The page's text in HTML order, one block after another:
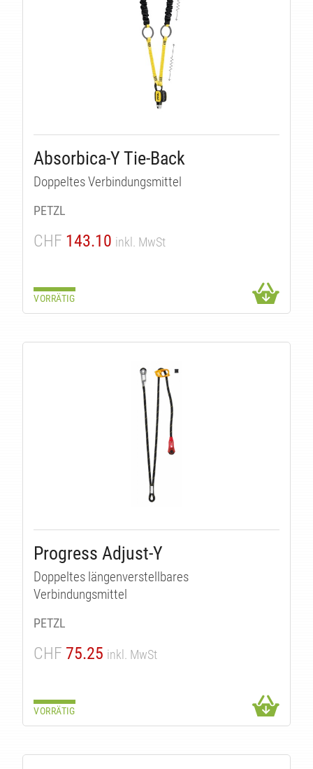
Absorbica-Y Tie-Back
Doppeltes Verbindungsmittel
PETZL
CHF 143.10 inkl. MwSt
VORRÄTIG
Progress Adjust-Y
Doppeltes längenverstellbares
Verbindungsmittel
PETZL
CHF 75.25 inkl. MwSt
VORRÄTIG